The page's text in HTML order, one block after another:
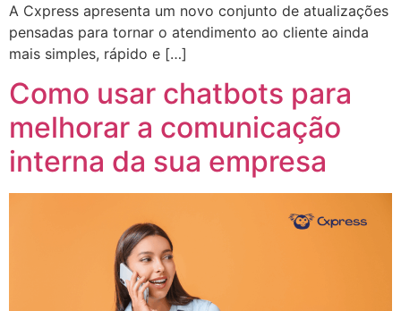
A Cxpress apresenta um novo conjunto de atualizações
pensadas para tornar o atendimento ao cliente ainda
mais simples, rápido e […]
Como usar chatbots para
melhorar a comunicação
interna da sua empresa